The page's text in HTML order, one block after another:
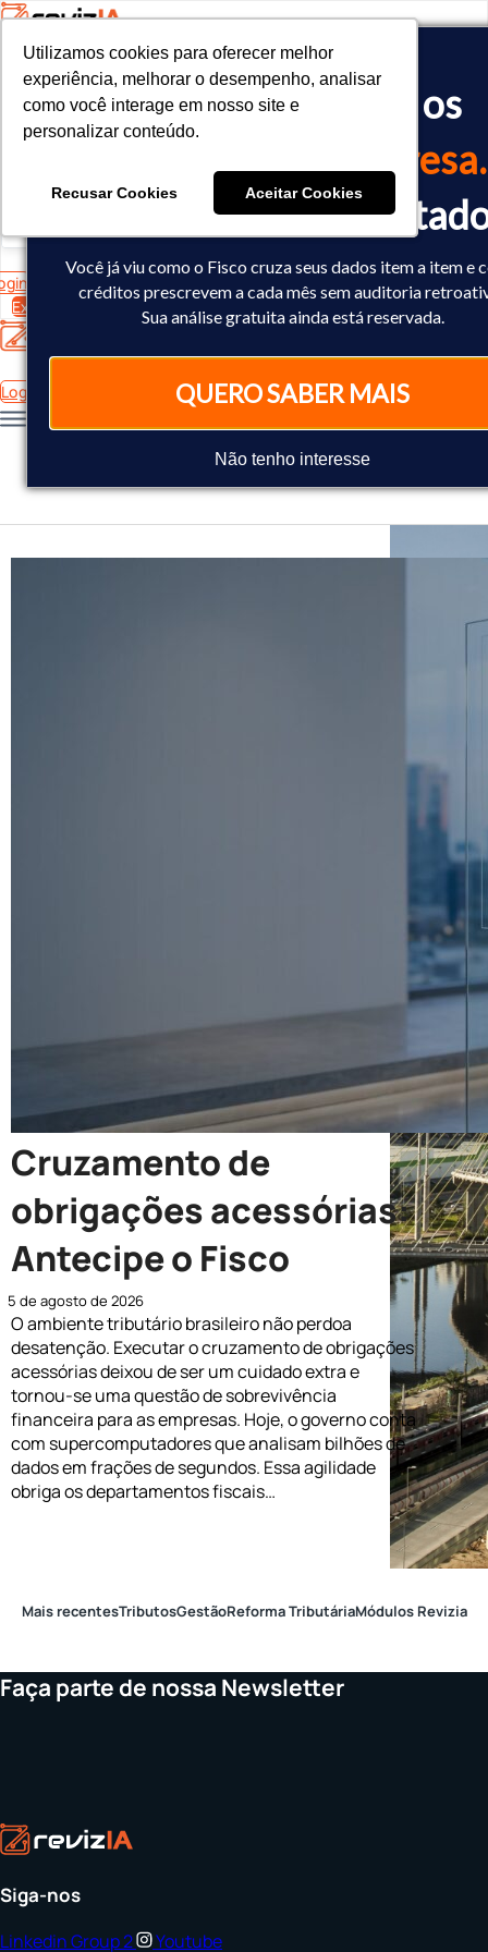
O Fisco já cruzou os
da sua empresa.
Você já sabe o
Você já viu como o Fisco cruza seus dados item a item e
créditos prescrevem a cada mês sem auditoria
Sua análise gratuita ainda está reservada.
QUERO SABER MAIS
Não tenho interesse
Utilizamos cookies para oferecer melhor
experiência, melhorar o desempenho, analisar
como você interage em nosso site e
personalizar conteúdo.
Recusar Cookies Aceitar Cookies
Utilizamos cookies para oferecer melhor
experiência, melhorar o desempenho, analisar
como você interage em nosso site e
personalizar conteúdo.
Recusar Cookies Aceitar Cookies
<!-- Google tag (gtag.js) -->
<script async src="https://www.googletagmanager.com/gtag/
<script>
  window.dataLayer = window.dataLayer || [];
  gtag('config', 'AW-10793602440');
Experimente Grátis
Login
Cruzamento de
obrigações acessórias:
Antecipe o Fisco
5 de agosto de 2026
O ambiente tributário brasileiro não perdoa
desatenção. Executar o cruzamento de obrigações
acessórias deixou de ser um cuidado extra e
tornou-se uma questão de sobrevivência
financeira para as empresas. Hoje, o governo conta
com supercomputadores que analisam bilhões de
dados em frações de segundos. Essa agilidade
obriga os departamentos fiscais…
Mais recentesTributosGestãoReforma TributáriaMódulos Revizia
Faça parte de nossa Newsletter
Siga-nos
LinkedinGroup 2 Youtube